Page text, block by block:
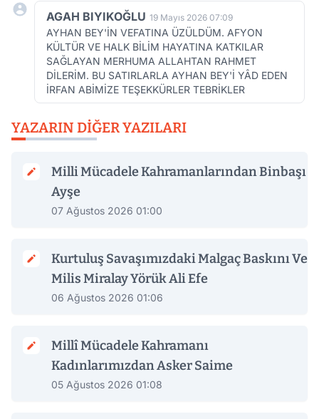
AGAH BIYIKOĞLU 19 Mayıs 2026 07:09
AYHAN BEY'İN VEFATINA ÜZÜLDÜM. AFYON
KÜLTÜR VE HALK BİLİM HAYATINA KATKILAR
SAĞLAYAN MERHUMA ALLAHTAN RAHMET
DİLERİM. BU SATIRLARLA AYHAN BEY'İ YÂD EDEN
İRFAN ABİMİZE TEŞEKKÜRLER TEBRİKLER
YAZARIN DIĞER YAZILARI
Milli Mücadele Kahramanlarından Binbaşı
Ayşe
07 Ağustos 2026 01:00
Kurtuluş Savaşımızdaki Malgaç Baskını Ve
Milis Miralay Yörük Ali Efe
06 Ağustos 2026 01:06
Millî Mücadele Kahramanı
Kadınlarımızdan Asker Saime
05 Ağustos 2026 01:08